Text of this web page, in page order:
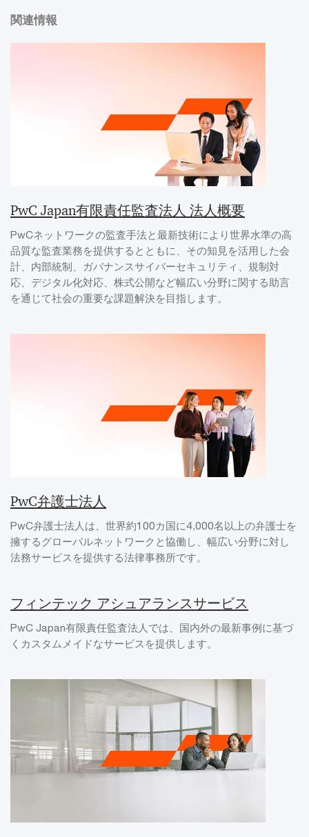
関連情報
PwC Japan有限責任監査法人 法人概要
PwCネットワークの監査手法と最新技術により世界水準の高
品質な監査業務を提供するとともに、その知見を活用した会
計、内部統制、ガバナンスサイバーセキュリティ、規制対
応、デジタル化対応、株式公開など幅広い分野に関する助言
を通じて社会の重要な課題解決を目指します。
PwC弁護士法人
PwC弁護士法人は、世界約100カ国に4,000名以上の弁護士を
擁するグローバルネットワークと協働し、幅広い分野に対し
法務サービスを提供する法律事務所です。
フィンテック アシュアランスサービス
PwC Japan有限責任監査法人では、国内外の最新事例に基づ
くカスタムメイドなサービスを提供します。